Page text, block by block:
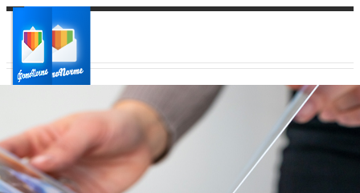
Ваш город:
Ваш регион доставки